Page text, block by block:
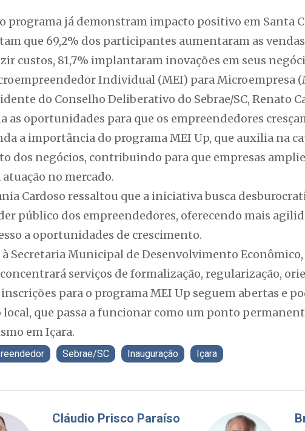
programa já demonstram impacto positivo em Santa
que 69,2% dos participantes aumentaram as
custos, 81,7% implantaram inovações em seus
Individual (MEI) para Microempresa
do Conselho Deliberativo do Sebrae/SC, Renato
as oportunidades para que os empreendedores
a importância do programa MEI Up, que auxilia na
dos negócios, contribuindo para que empresas
no mercado.
Cardoso ressaltou que a iniciativa busca
público dos empreendedores, oferecendo mais
a oportunidades de crescimento.
Secretaria Municipal de Desenvolvimento Econômico,
serviços de formalização, regularização,
para o programa MEI Up seguem abertas e
que passa a funcionar como um ponto
em Içara.
Sebrae/SC Inauguração Içara
Fabiano Bordignon